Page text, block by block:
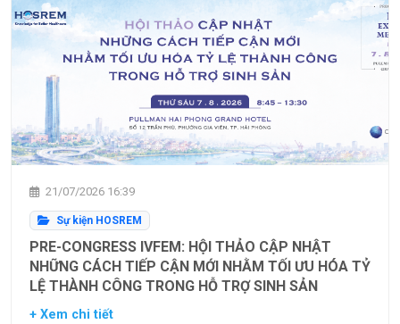
21/07/2026 16:39
Sự kiện HOSREM
PRE-CONGRESS IVFEM: HỘI THẢO CẬP NHẬT
NHỮNG CÁCH TIẾP CẬN MỚI NHẰM TỐI ƯU HÓA TỶ
LỆ THÀNH CÔNG TRONG HỖ TRỢ SINH SẢN
+ Xem chi tiết